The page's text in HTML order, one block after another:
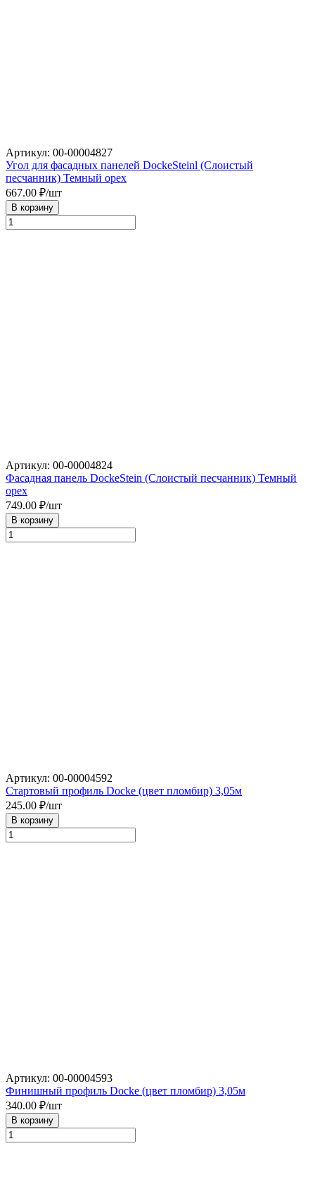
Артикул: 00-00004827
Угол для фасадных панелей DockeSteinl (Слоистый
песчанник) Темный орех
667.00 ₽/шт
В корзину
Артикул: 00-00004824
Фасадная панель DockeStein (Слоистый песчанник) Темный
орех
749.00 ₽/шт
В корзину
Артикул: 00-00004592
Стартовый профиль Docke (цвет пломбир) 3,05м
245.00 ₽/шт
В корзину
Артикул: 00-00004593
Финишный профиль Docke (цвет пломбир) 3,05м
340.00 ₽/шт
В корзину